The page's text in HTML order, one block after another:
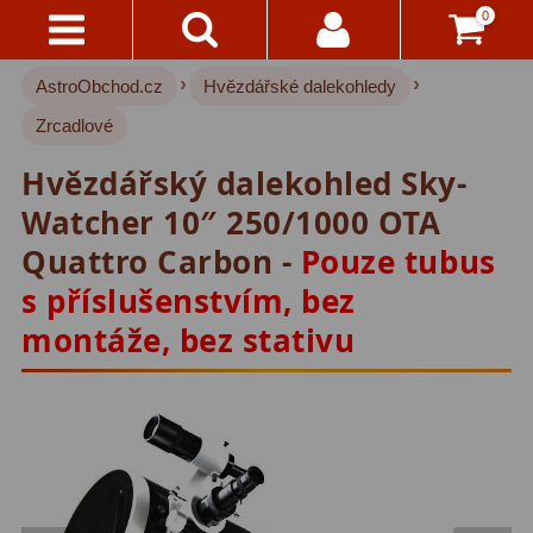
0
Kontakty
A
Platba
Vše
O
Nákupu
Vrácení
Reklamace
Hvězdářské dalekohledy221
Pro začátečníky33
Zrcadlové 72
Katadioptrické15
Ritchey-Chretien
Do 3000 Kč 24
AstroObchod.cz › Hvězdářské dalekohledy ›
Zrcadlové
Hvězdářský dalekohled Sky-
Watcher 10″ 250/1000 OTA
Quattro Carbon - Pouze tubus
s příslušenstvím, bez
montáže, bez stativu